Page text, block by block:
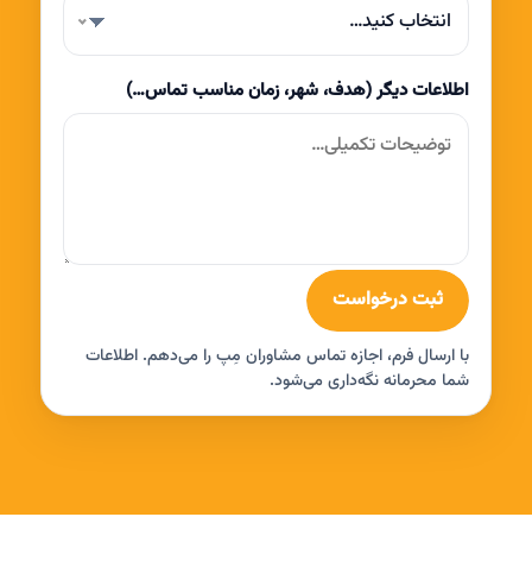
انتخاب کنید…
اطلاعات دیگر (هدف، شهر، زمان مناسب تماس…)
ثبت درخواست
با ارسال فرم، اجازه تماس مشاوران مِپ را می‌دهم. اطلاعات
شما محرمانه نگه‌داری می‌شود.